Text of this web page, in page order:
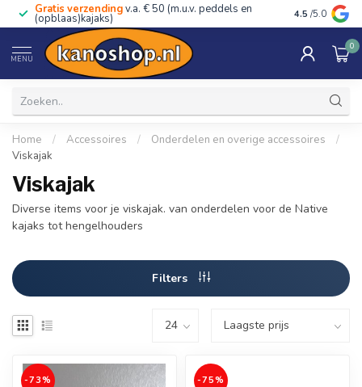
Gratis verzendingv.a. € 50 (m.u.v. peddels en
(opblaas)kajaks) Advies van
4.5 /5.0
MENU
0
Home / Accessoires / Onderdelen en overige accessoires
/
Viskajak
Viskajak
Diverse items voor je viskajak. van onderdelen voor de Native
kajaks tot hengelhouders
Filters
-73% -75%